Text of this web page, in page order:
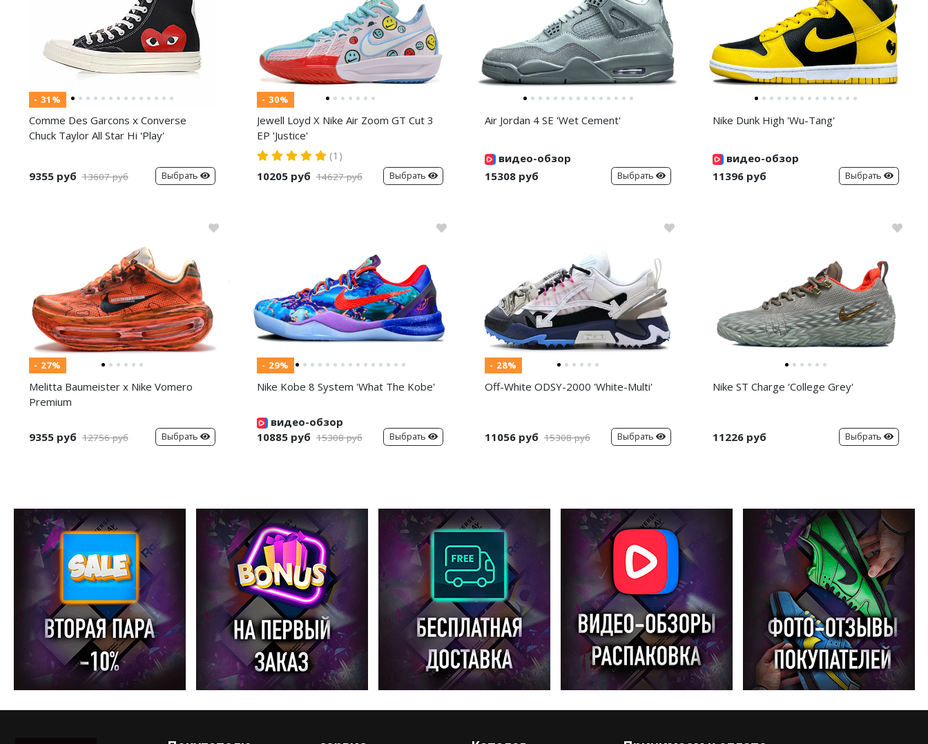
- 31%
Comme Des Garcons x Converse
Chuck Taylor All Star Hi 'Play'
9355 руб 13607 руб Выбрать
- 30%
Jewell Loyd X Nike Air Zoom GT Cut 3
EP 'Justice'
(1)
10205 руб 14627 руб Выбрать
Air Jordan 4 SE 'Wet Cement'
видео-обзор
15308 руб
Выбрать
Nike Dunk High 'Wu-Tang'
видео-обзор
11396 руб
Выбрать
- 27%
Melitta Baumeister x Nike Vomero
Premium
9355 руб 12756 руб Выбрать
- 29%
Nike Kobe 8 System 'What The Kobe'
видео-обзор
10885 руб 15308 руб Выбрать
- 28%
Off-White ODSY-2000 'White-Multi'
11056 руб 15308 руб Выбрать
Nike ST Charge 'College Grey'
11226 руб Выбрать